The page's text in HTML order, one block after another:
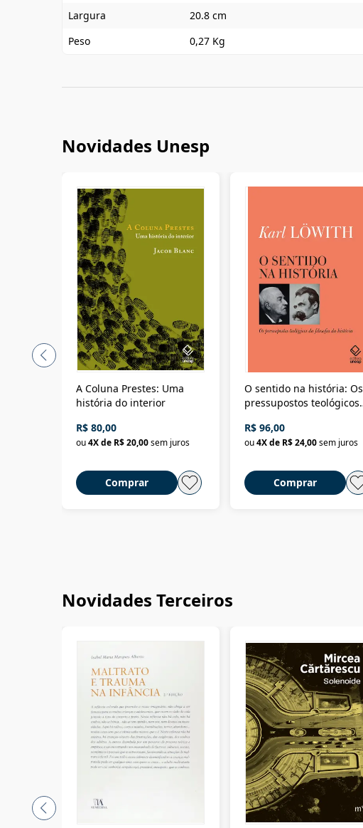
Largura
20.8 cm
Peso
0,27 Kg
Novidades Unesp
A Coluna Prestes: Uma
história do interior
R$ 80,00
ou4X de R$ 20,00sem juros
Comprar
O sentido na história: Os
pressupostos teológicos
R$ 96,00
ou4X de R$ 24,00sem juros
Comprar
Novidades Terceiros